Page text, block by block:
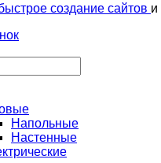
создание сайтов и
Напольные
Настенные